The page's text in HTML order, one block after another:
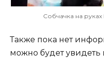
Собчачка на
Также пока нет
можно будет